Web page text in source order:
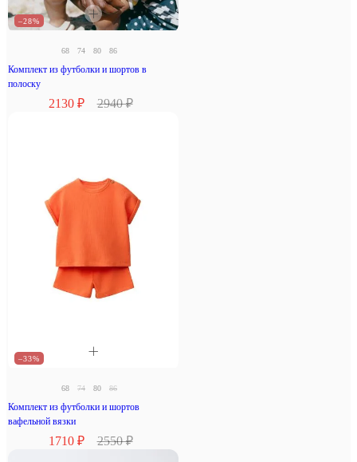
–28%
68 74 80 86
Комплект из футболки и шортов в
полоску
2130 ₽ 2940 ₽
–33%
68 74 80 86
Комплект из футболки и шортов
вафельной вязки
1710 ₽ 2550 ₽